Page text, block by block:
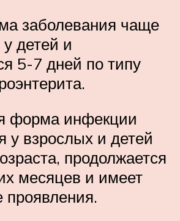
заболевания чаще
у детей и
5-7 дней по типу
форма инфекции
у взрослых и детей
продолжается
месяцев и имеет
проявления.